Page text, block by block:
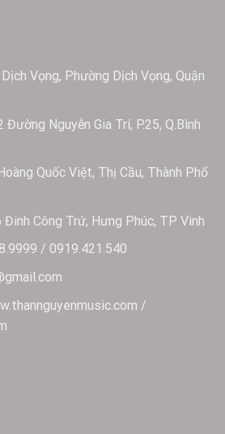
Vọng, Phường Dịch Vọng, Quận
Đường Nguyễn Gia Trí, P.25, Q.Bình
Quốc Việt, Thị Cầu, Thành Phố
Đinh Công Trứ, Hưng Phúc, TP Vinh
/ 0919.421.540
/